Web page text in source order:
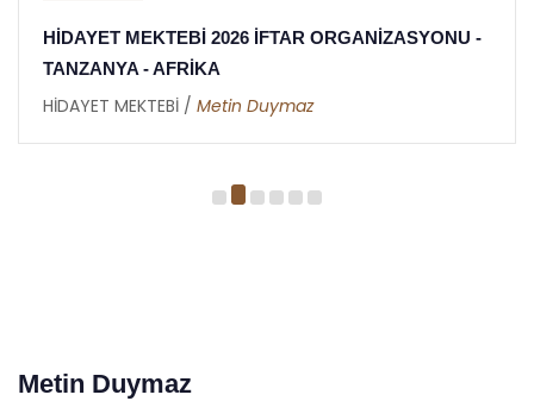
HİDAYET MEKTEBİ 2026 İFTAR ORGANİZASYONU -
TANZANYA - AFRİKA
HİDAYET MEKTEBİ / Metin Duymaz
Metin Duymaz